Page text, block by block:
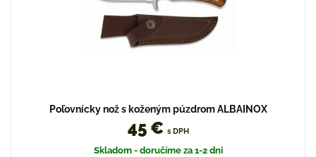
Poľovnícky nož s koženým púzdrom ALBAINOX
45 € s DPH
Skladom - doručíme za 1-2 dni